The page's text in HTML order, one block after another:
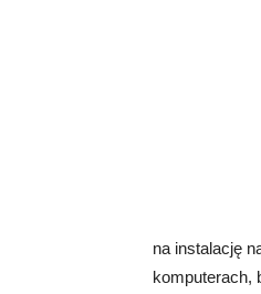
na instalację
komputerach,